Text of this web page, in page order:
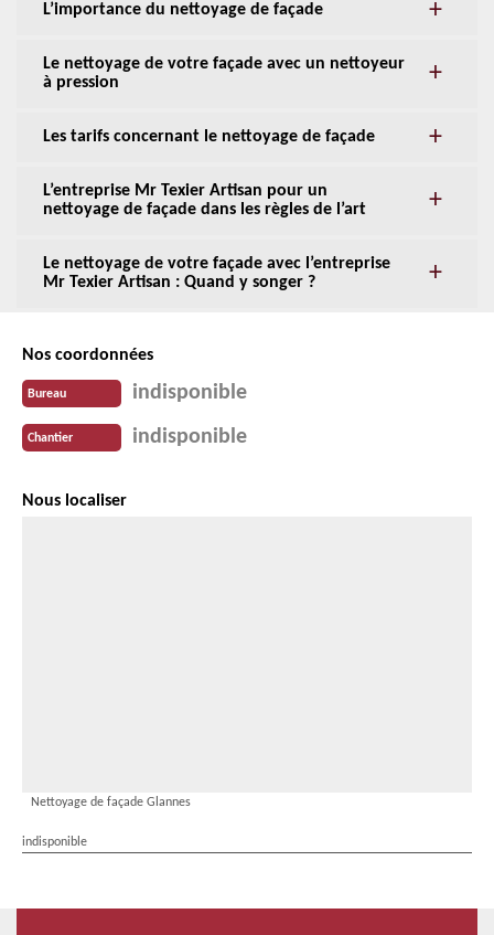
L’importance du nettoyage de façade
Le nettoyage de votre façade avec un nettoyeur
à pression
Les tarifs concernant le nettoyage de façade
L’entreprise Mr Texier Artisan pour un
nettoyage de façade dans les règles de l’art
Le nettoyage de votre façade avec l’entreprise
Mr Texier Artisan : Quand y songer ?
Nos coordonnées
Bureau indisponible
Chantier indisponible
Nous localiser
Nettoyage de façade Glannes
indisponible